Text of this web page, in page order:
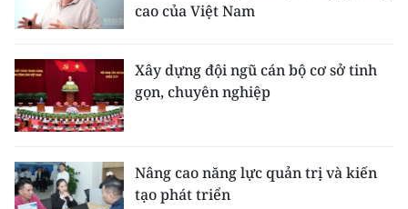
cao của Việt Nam
Xây dựng đội ngũ cán bộ cơ sở tinh
gọn, chuyên nghiệp
Nâng cao năng lực quản trị và kiến
tạo phát triển